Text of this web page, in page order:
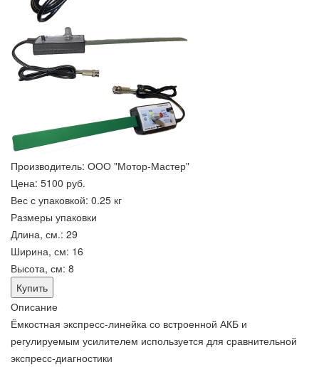
Производитель: ООО "Мотор-Мастер"
Цена: 5100 руб.
Вес с упаковкой: 0.25 кг
Размеры упаковки
Длина, см.: 29
Ширина, см: 16
Высота, см: 8
Описание
Ёмкостная экспресс-линейка со встроенной АКБ и
регулируемым усилителем используется для сравнительной
экспресс-диагностики